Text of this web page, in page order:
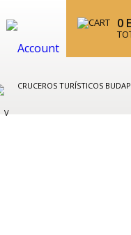
0
CRUCEROS TURÍSTICOS